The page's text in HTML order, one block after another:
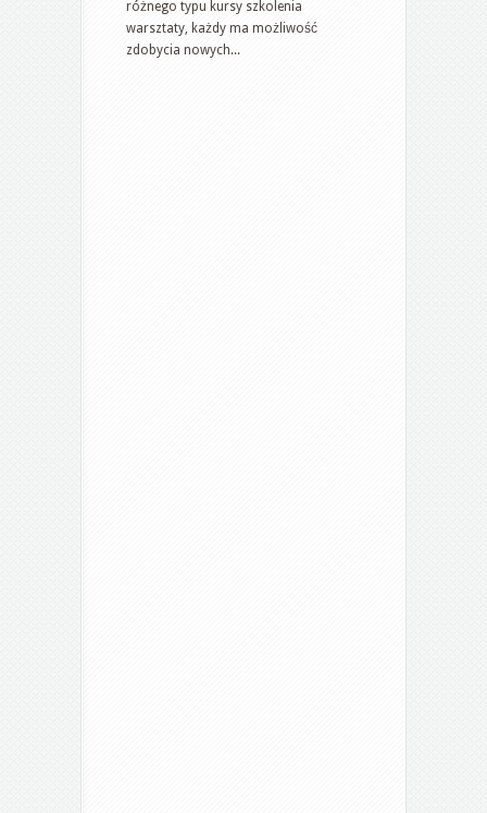
różnego typu kursy szkolenia
warsztaty, każdy ma możliwość
zdobycia nowych...